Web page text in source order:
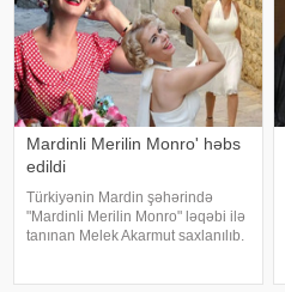
Mardinli Merilin Monro' həbs
edildi
Türkiyənin Mardin şəhərində
"Mardinli Merilin Monro" ləqəbi ilə
tanınan Melek Akarmut saxlanılıb.